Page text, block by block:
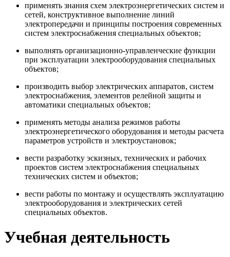
применять знания схем электроэнергетических систем и
сетей, конструктивное выполнение линий
электропередачи и принципы построения современных
систем электроснабжения специальных объектов;
выполнять организационно-управленческие функции
при эксплуатации электрооборудования специальных
объектов;
производить выбор электрических аппаратов, систем
электроснабжения, элементов релейной защиты и
автоматики специальных объектов;
применять методы анализа режимов работы
электроэнергетического оборудования и методы расчета
параметров устройств и электроустановок;
вести разработку эскизных, технических и рабочих
проектов систем электроснабжения специальных
технических систем и объектов;
вести работы по монтажу и осуществлять эксплуатацию
электрооборудования и электрических сетей
специальных объектов.
Учебная деятельность